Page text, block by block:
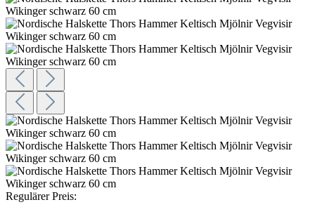
Regulärer Preis: